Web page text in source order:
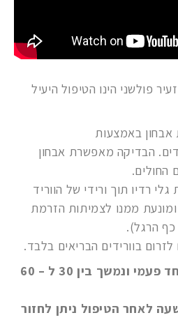
פולשני הינו הטיפול היעיל
אבחון באמצעות
הבדיקה מאפשרת אבחון
החולים.
רדיו תוך ורידי של הווריד
ממנו לצמיתות הזרמת
כף הרגל).
בוורידים הבריאים בלבד.
הטיפול בגלי רדיו הוא חד פעמי ונמשך בין 30 ל – 60
לאחר הטיפול ניתן לחזור